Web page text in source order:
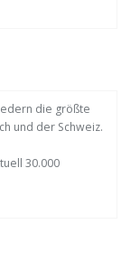
die größte
und der Schweiz.
30.000